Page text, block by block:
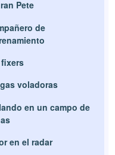
Pete
de
voladoras
en un campo de
en el radar